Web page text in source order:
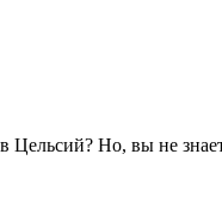
Цельсий? Но, вы не